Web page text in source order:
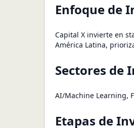
Enfoque de
Capital X invierte en
América Latina,
Sectores de
AI/Machine Learning,
Etapas de